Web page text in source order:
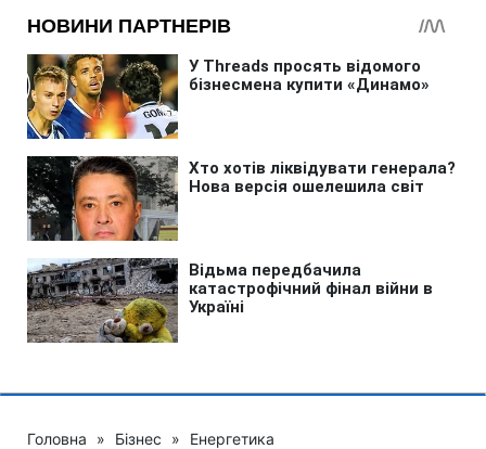
Головна » Бізнес » Енергетика